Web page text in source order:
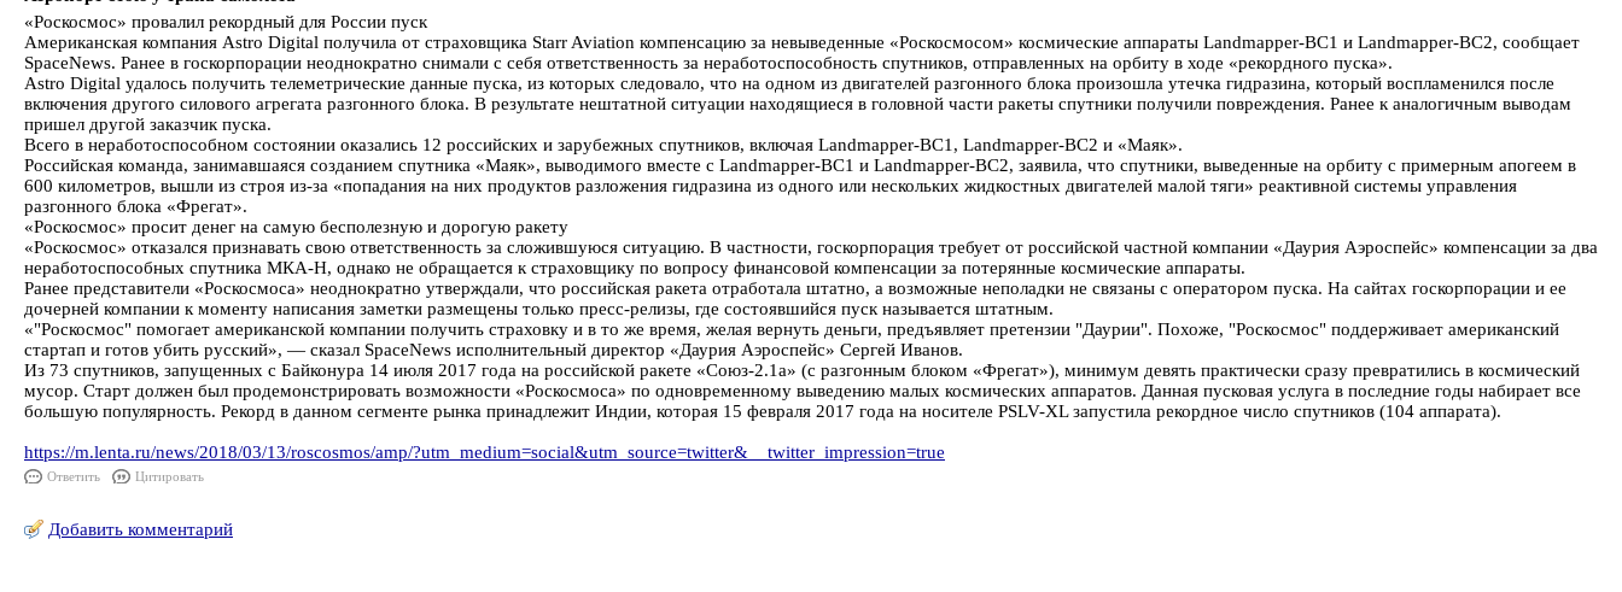
«Роскосмос» провалил рекордный для России пуск
Американская компания Astro Digital получила от страховщика Starr Aviation компенсацию за невыведенные «Роскосмосом» космические аппараты Landmapper-BC1 и Landmapper-BC2, сообщает
SpaceNews. Ранее в госкорпорации неоднократно снимали с себя ответственность за неработоспособность спутников, отправленных на орбиту в ходе «рекордного пуска».
Astro Digital удалось получить телеметрические данные пуска, из которых следовало, что на одном из двигателей разгонного блока произошла утечка гидразина, который воспламенился после
включения другого силового агрегата разгонного блока. В результате нештатной ситуации находящиеся в головной части ракеты спутники получили повреждения. Ранее к аналогичным выводам
пришел другой заказчик пуска.
Всего в неработоспособном состоянии оказались 12 российских и зарубежных спутников, включая Landmapper-BC1, Landmapper-BC2 и «Маяк».
Российская команда, занимавшаяся созданием спутника «Маяк», выводимого вместе с Landmapper-BC1 и Landmapper-BC2, заявила, что спутники, выведенные на орбиту с примерным апогеем в
600 километров, вышли из строя из-за «попадания на них продуктов разложения гидразина из одного или нескольких жидкостных двигателей малой тяги» реактивной системы управления
разгонного блока «Фрегат».
«Роскосмос» просит денег на самую бесполезную и дорогую ракету
«Роскосмос» отказался признавать свою ответственность за сложившуюся ситуацию. В частности, госкорпорация требует от российской частной компании «Даурия Аэроспейс» компенсации за два
неработоспособных спутника МКА-Н, однако не обращается к страховщику по вопросу финансовой компенсации за потерянные космические аппараты.
Ранее представители «Роскосмоса» неоднократно утверждали, что российская ракета отработала штатно, а возможные неполадки не связаны с оператором пуска. На сайтах госкорпорации и ее
дочерней компании к моменту написания заметки размещены только пресс-релизы, где состоявшийся пуск называется штатным.
«"Роскосмос" помогает американской компании получить страховку и в то же время, желая вернуть деньги, предъявляет претензии "Даурии". Похоже, "Роскосмос" поддерживает американский
стартап и готов убить русский», — сказал SpaceNews исполнительный директор «Даурия Аэроспейс» Сергей Иванов.
Из 73 спутников, запущенных с Байконура 14 июля 2017 года на российской ракете «Союз-2.1а» (с разгонным блоком «Фрегат»), минимум девять практически сразу превратились в космический
мусор. Старт должен был продемонстрировать возможности «Роскосмоса» по одновременному выведению малых космических аппаратов. Данная пусковая услуга в последние годы набирает все
большую популярность. Рекорд в данном сегменте рынка принадлежит Индии, которая 15 февраля 2017 года на носителе PSLV-XL запустила рекордное число спутников (104 аппарата).
https://m.lenta.ru/news/2018/03/13/roscosmos/amp/?utm_medium=social&utm_source=twitter&__twitter_impression=true
Ответить Цитировать
Добавить комментарий